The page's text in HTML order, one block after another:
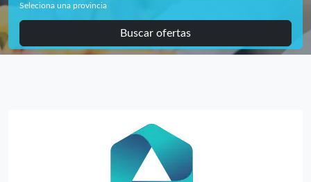
Seleciona una provincia
Buscar ofertas